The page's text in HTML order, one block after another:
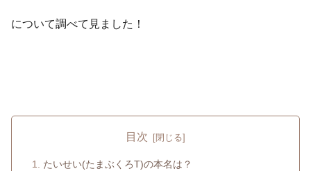
について調べて見ました！
目次
たいせい(たまぶくろT)の本名は？